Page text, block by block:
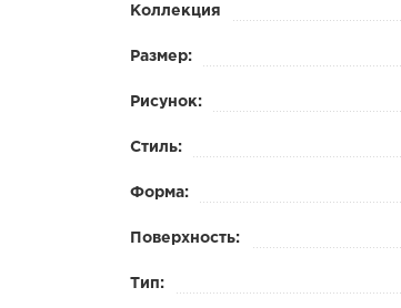
Коллекция
Размер:
Рисунок:
Стиль:
Форма:
Поверхность:
Тип: